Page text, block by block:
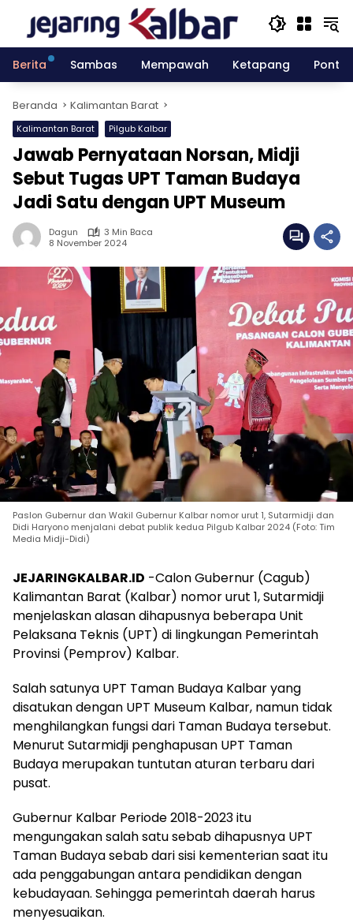
konten
Berita
Sambas Mempawah Ketapang
Beranda Kalimantan Barat
Kalimantan Barat Pilgub Kalbar
Jawab Pernyataan Norsan, Midji
Sebut Tugas UPT Taman Budaya
Jadi Satu dengan UPT Museum
Dagun
3 Min Baca
8 November 2024
Paslon Gubernur dan Wakil Gubernur Kalbar nomor urut 1, Sutarmidji dan
Didi Haryono menjalani debat publik kedua Pilgub Kalbar 2024 (Foto: Tim
Media Midji-Didi)
JEJARINGKALBAR.ID -Calon Gubernur (Cagub)
Kalimantan Barat (Kalbar) nomor urut 1, Sutarmidji
menjelaskan alasan dihapusnya beberapa Unit
Pelaksana Teknis (UPT) di lingkungan Pemerintah
Provinsi (Pemprov) Kalbar.
Salah satunya UPT Taman Budaya Kalbar yang
disatukan dengan UPT Museum Kalbar, namun tidak
menghilangkan fungsi dari Taman Budaya tersebut.
Menurut Sutarmidji penghapusan UPT Taman
Budaya merupakan tuntutan aturan terbaru dari
pusat.
Gubernur Kalbar Periode 2018-2023 itu
mengungakan salah satu sebab dihapusnya UPT
Taman Budaya sebab dari sisi kementerian saat itu
ada penggabungan antara pendidikan dengan
kebudayaan. Sehingga pemerintah daerah harus
menyesuaikan.